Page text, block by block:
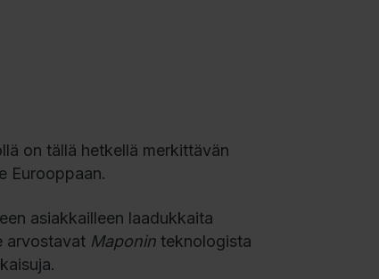
on tällä hetkellä merkittävän
Eurooppaan.
asiakkailleen laadukkaita
arvostavat Maponin teknologista